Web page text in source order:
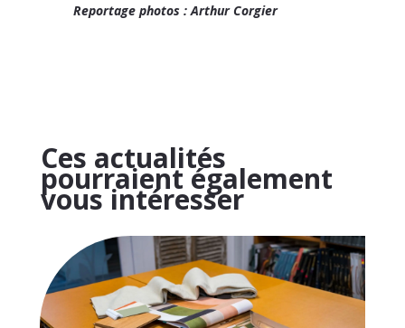
Reportage photos : Arthur Corgier
Ces actualités
pourraient également
vous intéresser